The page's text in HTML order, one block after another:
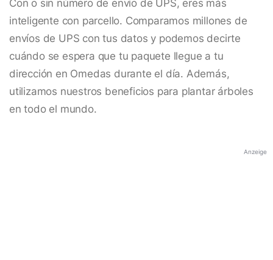
Con o sin número de envío de UPS, eres más
inteligente con parcello. Comparamos millones de
envíos de UPS con tus datos y podemos decirte
cuándo se espera que tu paquete llegue a tu
dirección en Omedas durante el día. Además,
utilizamos nuestros beneficios para plantar árboles
en todo el mundo.
Anzeige